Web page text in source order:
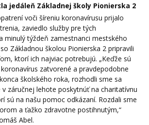
jedáleň Základnej školy Pionierska 2
voči šíreniu koronavírusu prijalo
zaviedlo služby pre tých
minulý týždeň zamestnanci mestského
Základnou školou Pionierska 2 pripravili
ktorí ich najviac potrebujú. „Keďže sú
zatvorené a pravdepodobne
školského roka, rozhodli sme sa
záručnej lehote poskytnúť na charitatívnu
sú na našu pomoc odkázaní. Rozdali sme
a ťažko zdravotne postihnutým,“
Abel.